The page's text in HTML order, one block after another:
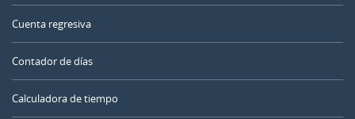
Cuenta regresiva
Contador de días
Calculadora de tiempo